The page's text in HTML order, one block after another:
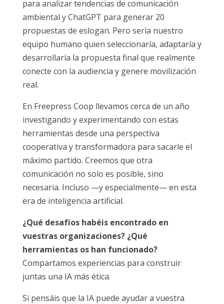
para analizar tendencias de comunicación
ambiental y ChatGPT para generar 20
propuestas de eslogan. Pero sería nuestro
equipo humano quien seleccionaría, adaptaría y
desarrollaría la propuesta final que realmente
conecte con la audiencia y genere movilización
real.
En Freepress Coop llevamos cerca de un año
investigando y experimentando con estas
herramientas desde una perspectiva
cooperativa y transformadora para sacarle el
máximo partido. Creemos que otra
comunicación no solo es posible, sino
necesaria. Incluso —y especialmente— en esta
era de inteligencia artificial.
¿Qué desafíos habéis encontrado en
vuestras organizaciones? ¿Qué
herramientas os han funcionado?
Compartamos experiencias para construir
juntas una IA más ética.
Si pensáis que la IA puede ayudar a vuestra